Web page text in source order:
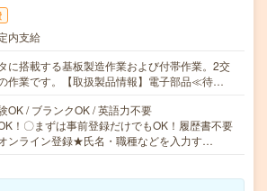
内支給
に搭載する基板製造作業および付帯作業。2交
作業です。【取扱製品情報】電子部品≪待…
OK / ブランクOK / 英語力不要
！〇まずは事前登録だけでもOK！履歴書不要
ンライン登録★氏名・職種などを入力す…